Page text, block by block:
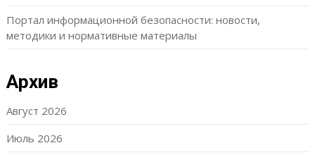
Портал информационной безопасности: новости,
методики и нормативные материалы
Архив
Август 2026
Июль 2026